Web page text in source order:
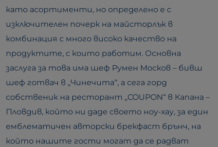
като асортименти, но определено е с
изключителен почерк на майсторлък в
комбинация с много високо качество на
продуктите, с които работим. Основна
заслуга за това има шеф Румен Москов – бивш
шеф готвач в „Чинечита“, а сега горд
собственик на ресторант „COUPON“ в Капана –
Пловдив, който ни даде своето ноу-хау, за един
емблематичен авторски брекфаст брънч, на
който нашите гости могат да се радват